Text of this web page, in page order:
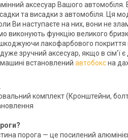
аксесуар Вашого
та висадки з автомобіля. Ця
Ви наступаєте на них, вони не
виконують функцію великого
лакофарбового покриття
зручний аксесуар, якщо в сім'ї
встановлений автобоксна
комплект (Кронштейни,
порога — це посилений